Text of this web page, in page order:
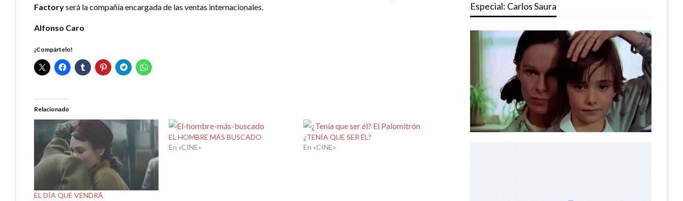
Factoryserá la compañía encargada de las ventas internacionales.
Alfonso Caro
¡Compártelo!
Relacionado
EL DÍA QUE VENDRÁ
EL HOMBRE MÁS BUSCADO
En «CINE»
¿TENÍA QUE SER ÉL?
En «CINE»
Especial: Carlos Saura